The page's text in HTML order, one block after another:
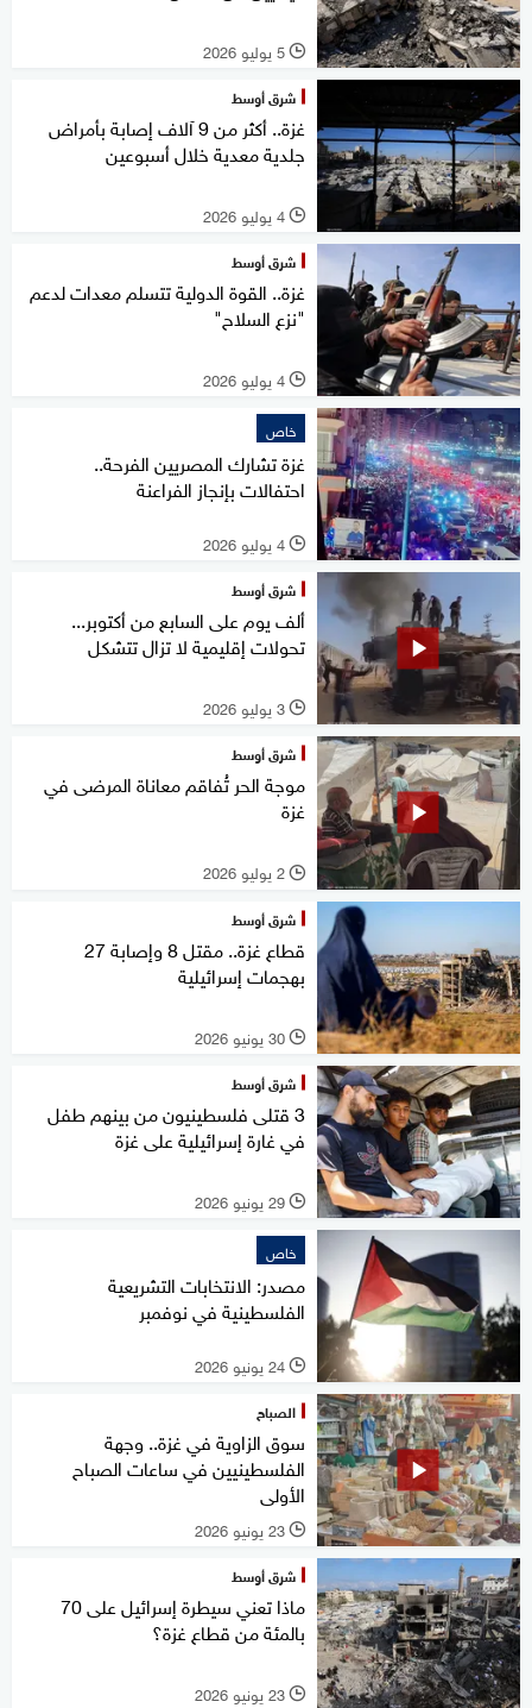
l 5 يوليو 2026
شرق أوسط
غزة.. أكثر من 9 آلاف إصابة بأمراض
جلدية معدية خلال أسبوعين
l 4 يوليو 2026
شرق أوسط
غزة.. القوة الدولية تتسلم معدات لدعم
"نزع السلاح"
l 4 يوليو 2026
خاص
غزة تشارك المصريين الفرحة..
احتفالات بإنجاز الفراعنة
l 4 يوليو 2026
شرق أوسط
ألف يوم على السابع من أكتوبر...
تحولات إقليمية لا تزال تتشكل
l 3 يوليو 2026
شرق أوسط
موجة الحر تُفاقم معاناة المرضى في
غزة
l 2 يوليو 2026
شرق أوسط
قطاع غزة.. مقتل 8 وإصابة 27
بهجمات إسرائيلية
l 30 يونيو 2026
شرق أوسط
3 قتلى فلسطينيون من بينهم طفل
في غارة إسرائيلية على غزة
l 29 يونيو 2026
خاص
مصدر: الانتخابات التشريعية
الفلسطينية في نوفمبر
l 24 يونيو 2026
الصباح
سوق الزاوية في غزة.. وجهة
الفلسطينيين في ساعات الصباح
الأولى
l 23 يونيو 2026
شرق أوسط
ماذا تعني سيطرة إسرائيل على 70
بالمئة من قطاع غزة؟
l 23 يونيو 2026